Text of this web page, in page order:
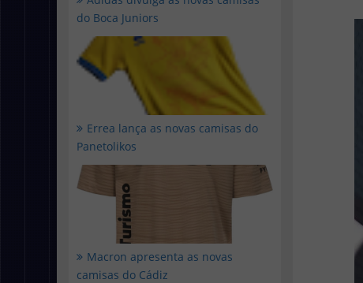
do Boca Juniors
Errea lança as novas camisas do
Panetolikos
Macron apresenta as novas
camisas do Cádiz